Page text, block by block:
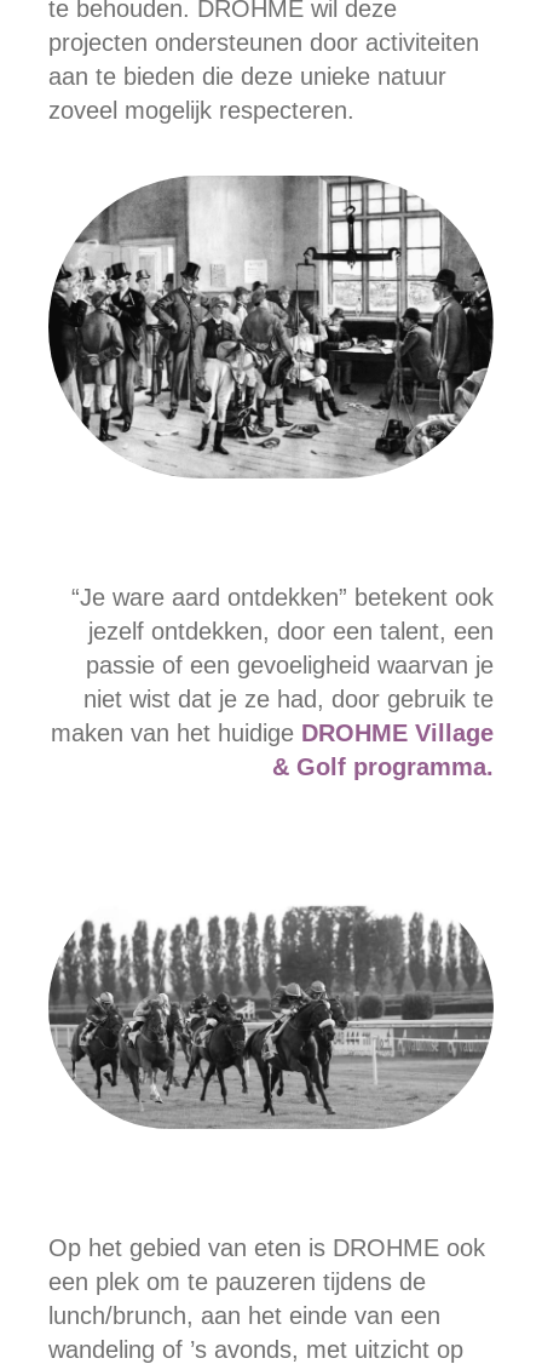
te behouden. DROHME wil deze
projecten ondersteunen door activiteiten
aan te bieden die deze unieke natuur
zoveel mogelijk respecteren.
“Je ware aard ontdekken” betekent ook
jezelf ontdekken, door een talent, een
passie of een gevoeligheid waarvan je
niet wist dat je ze had, door gebruik te
maken van het huidige DROHME Village
& Golf programma.
Op het gebied van eten is DROHME ook
een plek om te pauzeren tijdens de
lunch/brunch, aan het einde van een
wandeling of ’s avonds, met uitzicht op